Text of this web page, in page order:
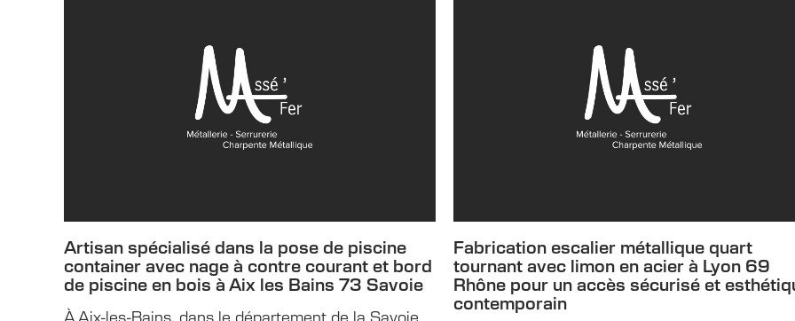
Artisan spécialisé dans la pose de piscine
container avec nage à contre courant et bord
de piscine en bois à Aix les Bains 73 Savoie
À Aix-les-Bains, dans le département de la Savoie
Fabrication escalier métallique quart
tournant avec limon en acier à Lyon 69
Rhône pour un accès sécurisé et
contemporain